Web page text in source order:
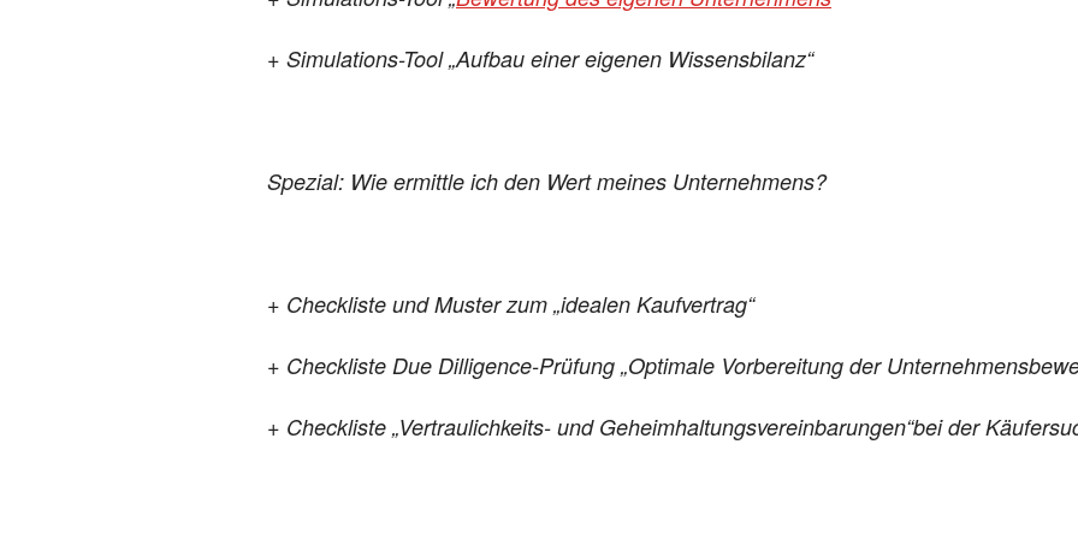
+ Simulations-Tool „Aufbau einer eigenen Wissensbilanz“
Spezial: Wie ermittle ich den Wert meines Unternehmens?
+ Checkliste und Muster zum „idealen Kaufvertrag“
+ Checkliste Due Dilligence-Prüfung „Optimale Vorbereitung der
+ Checkliste „Vertraulichkeits- und Geheimhaltungsvereinbarungen“bei der